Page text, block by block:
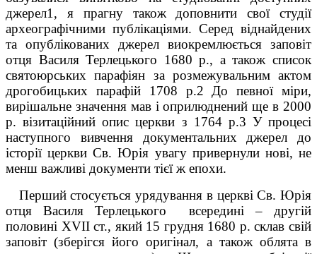
джерел1 , я прагну також доповнити свої студії
археографічними публікаціями. Серед віднайдених
та опублікованих джерел виокремлюється заповіт
отця Василя Терлецького 1680 р., а також список
святоюрських парафіян за розмежувальним актом
дрогобицьких парафій 1708 р.2 До певної міри,
вирішальне значення мав і оприлюдне­ний ще в 2000
р. візитаційний опис церкви з 1764 р.3 У процесі
наступного вивчення документальних джерел до
історії церкви Св. Юрія увагу привернули нові, не
менш важливі документи тієї ж епохи.
Перший стосується урядування в церкві Св. Юрія
отця Василя Терлецького
всередині – другій
половині XVIІ ст., який 15 грудня 1680 р. склав свій
заповіт (зберігся його оригінал, а також облята в